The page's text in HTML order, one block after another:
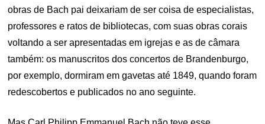
obras de Bach pai deixariam de ser coisa de especialistas,
professores e ratos de bibliotecas, com suas obras corais
voltando a ser apresentadas em igrejas e as de câmara
também: os manuscritos dos concertos de Brandenburgo,
por exemplo, dormiram em gavetas até 1849, quando foram
redescobertos e publicados no ano seguinte.